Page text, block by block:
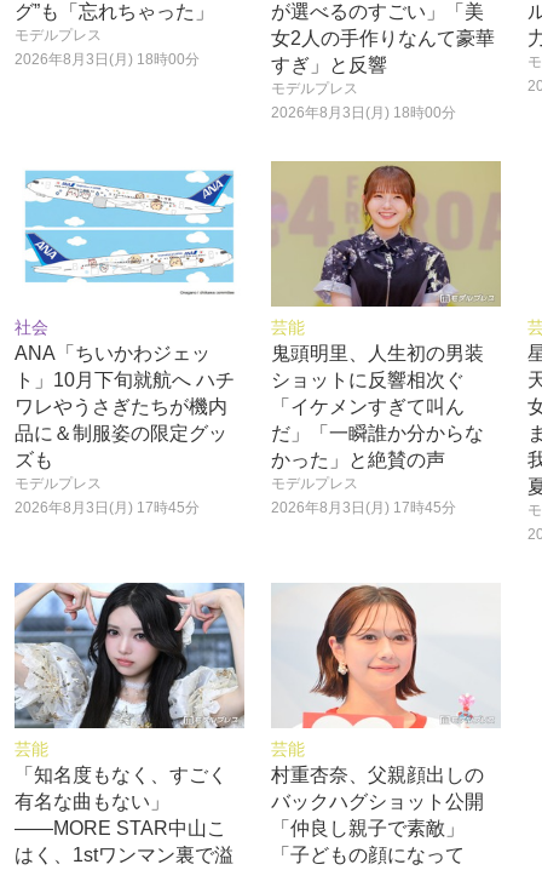
グ”も「忘れちゃった」
モデルプレス
2026年8月3日(月) 18時00分
が選べるのすごい」「美
女2人の手作りなんて豪華
すぎ」と反響
モデルプレス
2026年8月3日(月) 18時00分
社会
ANA「ちいかわジェッ
ト」10月下旬就航へ ハチ
ワレやうさぎたちが機内
品に＆制服姿の限定グッ
ズも
モデルプレス
2026年8月3日(月) 17時45分
芸能
鬼頭明里、人生初の男装
ショットに反響相次ぐ
「イケメンすぎて叫ん
だ」「一瞬誰か分からな
かった」と絶賛の声
モデルプレス
2026年8月3日(月) 17時45分
芸能
「知名度もなく、すごく
有名な曲もない」
――MORE STAR中山こ
はく、1stワンマン裏で溢
芸能
村重杏奈、父親顔出しの
バックハグショット公開
「仲良し親子で素敵」
「子どもの顔になって